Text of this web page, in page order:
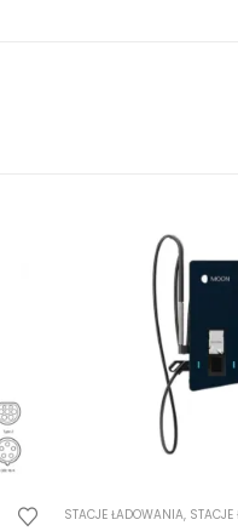
,WALLBOXSTACJE ŁADOWANIA, STACJE